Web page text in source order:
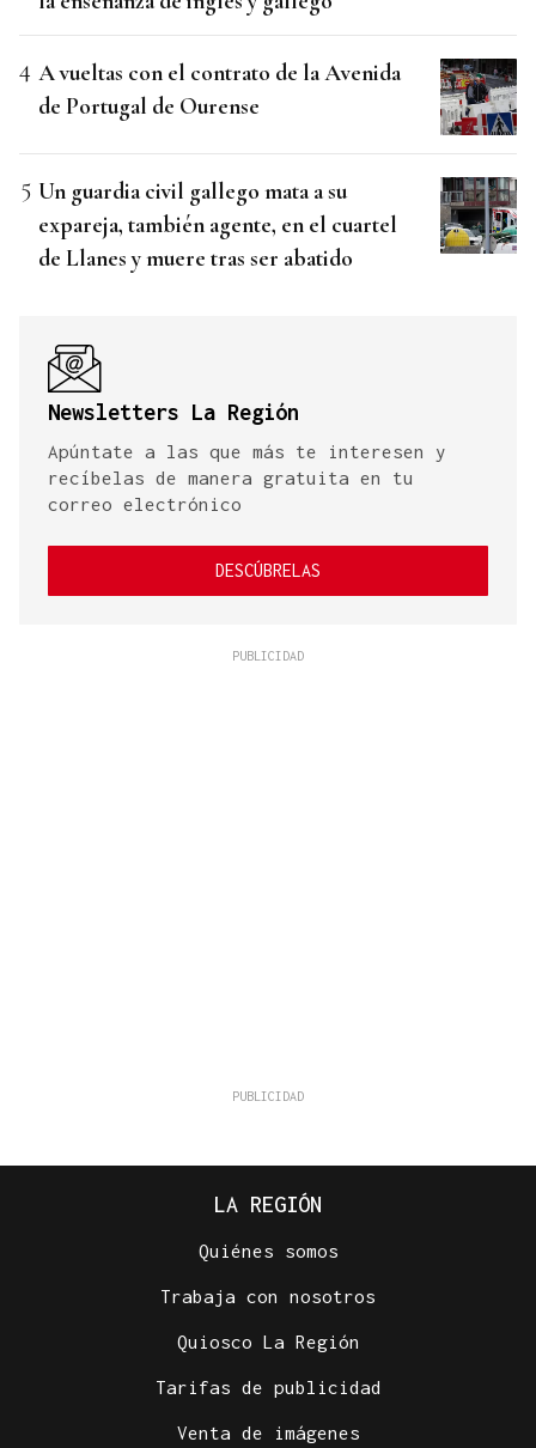
A vueltas con el contrato de la Avenida
de Portugal de Ourense
Un guardia civil gallego mata a su
expareja, también agente, en el cuartel
de Llanes y muere tras ser abatido
Newsletters La Región
Apúntate a las que más te interesen y
recíbelas de manera gratuita en tu
correo electrónico
DESCÚBRELAS
LA REGIÓN
Quiénes somos
Trabaja con nosotros
Quiosco La Región
Tarifas de publicidad
Venta de imágenes